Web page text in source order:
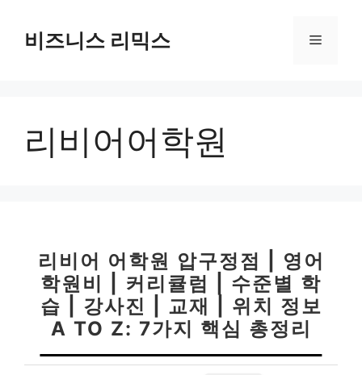
비즈니스 리믹스 메
리비어어학원
리비어 어학원 압구정점 | 영어
학원비 | 커리큘럼 | 수준별 학
습 | 강사진 | 교재 | 위치 정보
A TO Z: 7가지 핵심 총정리